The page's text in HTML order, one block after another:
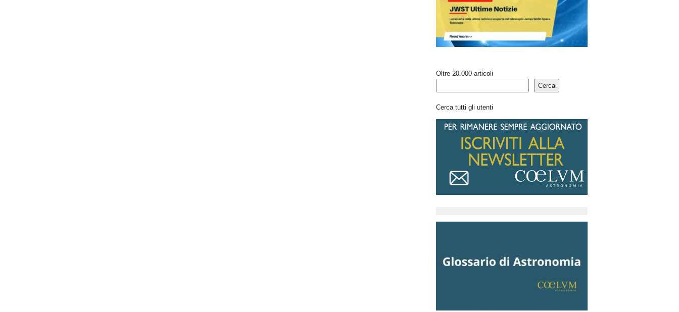
Oltre 20.000 articoli
Cerca
Cerca tutti gli utenti